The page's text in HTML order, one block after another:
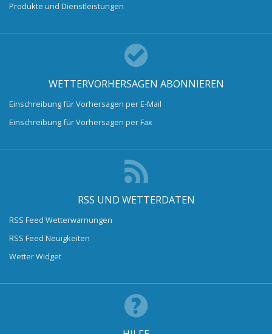
Produkte und Dienstleistungen
WETTERVORHERSAGEN ABONNIEREN
Einschreibung für Vorhersagen per E-Mail
Einschreibung für Vorhersagen per Fax
RSS UND WETTERDATEN
RSS Feed Wetterwarnungen
RSS Feed Neuigkeiten
Wetter Widget